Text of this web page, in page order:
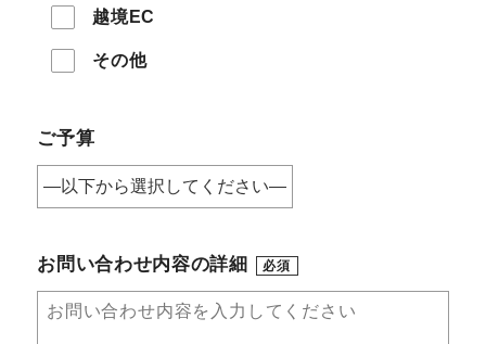
越境EC
その他
ご予算
お問い合わせ内容の詳細 必須